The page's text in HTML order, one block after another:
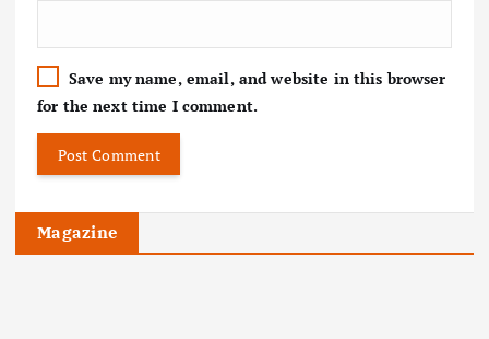
Save my name, email, and website in this browser
for the next time I comment.
Magazine